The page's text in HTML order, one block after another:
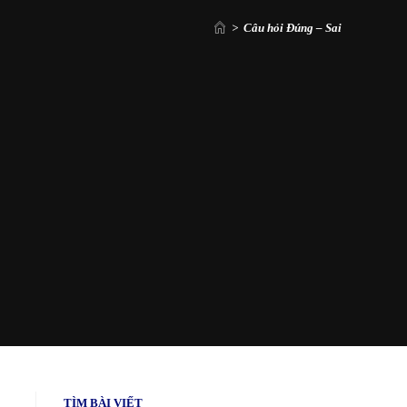
> Câu hỏi Đúng – Sai
TÌM BÀI VIẾT